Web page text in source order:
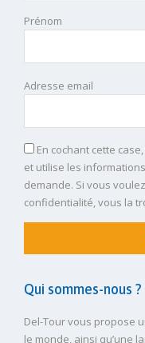
Prénom
Adresse email
En cochant cette
et utilise les
demande. Si vous
confidentialité, vous la
Qui sommes-nous ?
Del-Tour vous propose
le monde, ainsi qu’une